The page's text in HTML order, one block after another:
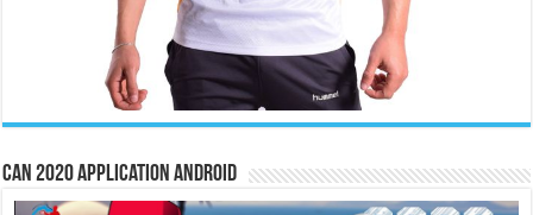
CAN 2020 Application Android